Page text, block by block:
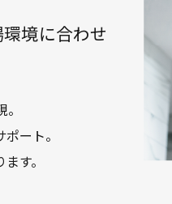
境に合わせ
ート。
す。